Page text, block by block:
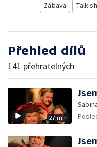
Zábava Talk
Přehled dílů
141 přehratelných
27 min